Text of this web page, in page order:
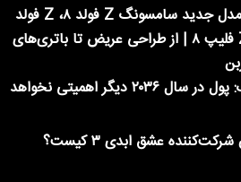
معرفی سه مدل جدید سامسونگ Z فولد ۸، Z فولد
۸ اولترا و Z فلیپ ۸ | از طراحی عریض تا باتری‌های
ایلان ماسک: پول در سال ۲۰۳۶ دیگر اهمیتی نخواهد
عشق ابدی ۳ کیست؟